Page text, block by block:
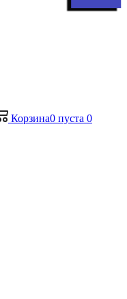
Корзина0 пуста 0